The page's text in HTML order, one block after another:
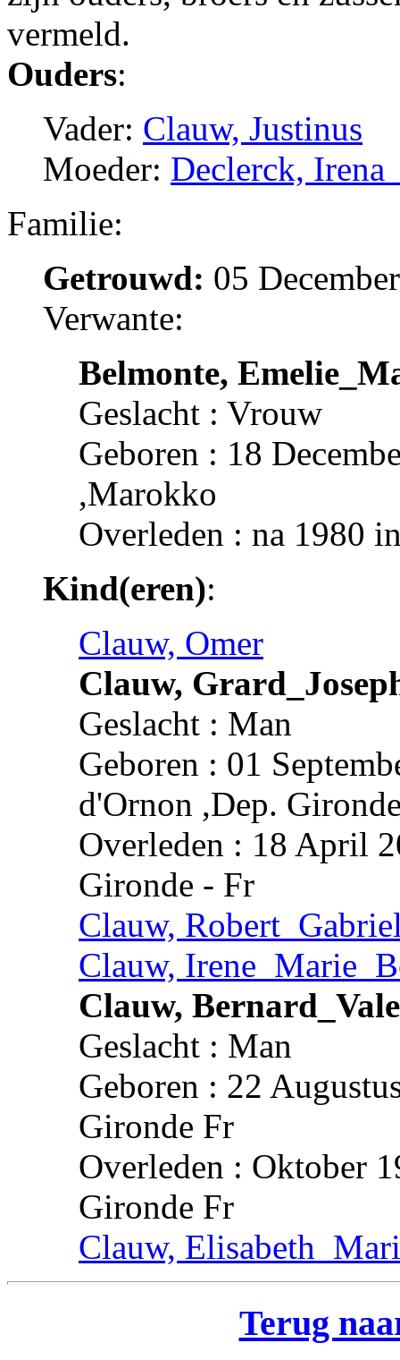
vermeld.
Ouders:
Vader: Clauw, Justinus
Moeder: Declerck,
Familie:
Getrouwd: 05
Verwante:
Belmonte,
Geslacht : Vrouw
Geboren : 18
,Marokko
Overleden : na 1980
Kind(eren):
Clauw, Omer
Clauw,
Geslacht : Man
Geboren : 01
d'Ornon ,Dep.
Overleden : 18 April
Gironde - Fr
Clauw,
Clauw,
Clauw,
Geslacht : Man
Geboren : 22
Gironde Fr
Overleden : Oktober
Gironde Fr
Clauw,
Terug